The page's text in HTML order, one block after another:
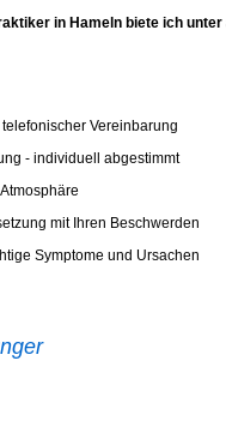
in Hameln biete ich
Vereinbarung
- individuell abgestimmt
mit Ihren Beschwerden
Symptome und Ursachen